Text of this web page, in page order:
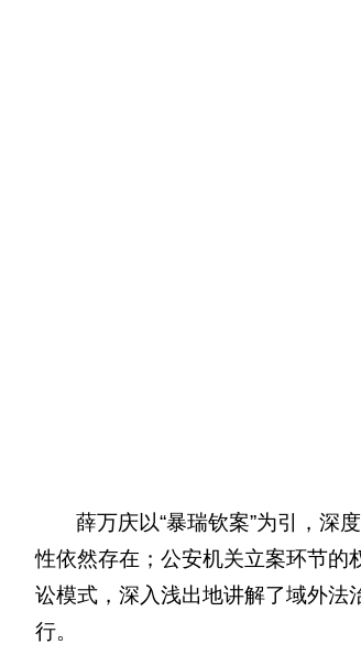
薛万庆以“暴瑞钦案”为引，深
性依然存在；公安机关立案环节的
讼模式，深入浅出地讲解了域外法
行。